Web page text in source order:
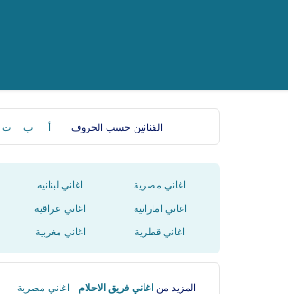
الفنانين حسب الحروف أ ب ت
اغاني مصرية اغاني لبنانيه
اغاني اماراتية اغاني عراقيه
اغاني قطرية اغاني مغربية
المزيد من اغاني فريق الاحلام - اغاني مصرية